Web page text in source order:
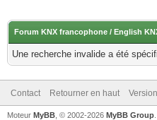
Forum KNX francophone / English
Une recherche invalide a été
Contact Retourner en haut
Moteur MyBB , © 2002-2026 MyBB Group